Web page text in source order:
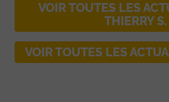
VOIR TOUTES LES
THIERRY S.
VOIR TOUTES LES